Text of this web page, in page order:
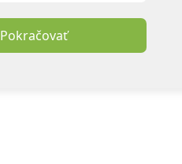
Pokračovať